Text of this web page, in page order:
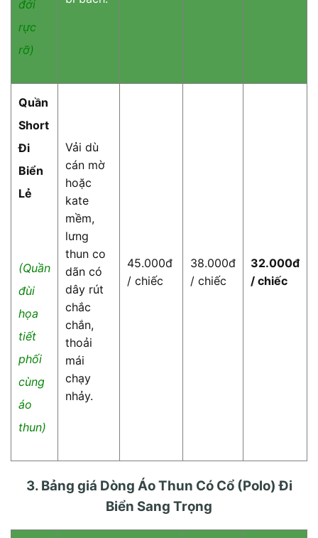
đới
rực
rỡ)
Quần
Short
Đi
Biển
Lẻ
(Quần
đùi
họa
tiết
phối
cùng
áo
thun)
Vải dù
cán mờ
hoặc
kate
mềm,
lưng
thun co
dãn có
dây rút
chắc
chắn,
thoải
mái
chạy
nhảy.
45.000đ
/ chiếc
38.000đ
/ chiếc
32.000đ
/ chiếc
3. Bảng giá Dòng Áo Thun Có Cổ (Polo) Đi
Biển Sang Trọng